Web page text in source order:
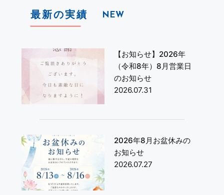
最新の実績 NEW
【お知らせ】2026年
（令和8年）8月営業日
のお知らせ
2026.07.31
2026年8月お盆休みの
お知らせ
2026.07.27